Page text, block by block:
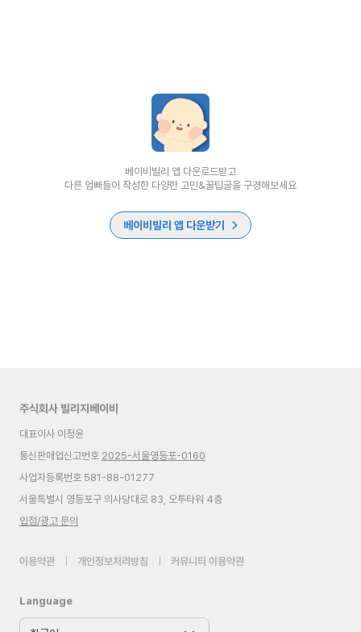
베이비빌리 앱 다운로드받고
다른 엄빠들이 작성한 다양한 고민&꿀팁글을 구경해보세요
베이비빌리 앱 다운받기
주식회사 빌리지베이비
대표이사 이정윤
통신판매업신고번호 2025-서울영등포-0160
사업자등록번호 581-88-01277
서울특별시 영등포구 의사당대로 83, 오투타워 4층
입점/광고 문의
이용약관 개인정보처리방침 커뮤니티 이용약관
Language